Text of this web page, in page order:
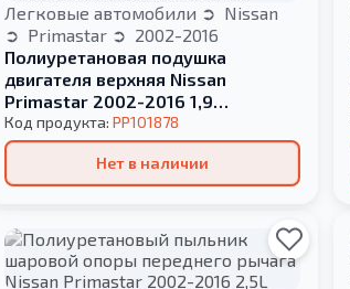
Легковые автомобили
Nissan
Primastar
2002-2016
Полиуретановая подушка
двигателя верхняя Nissan
Primastar 2002-2016 1,9
МАЛЕНЬКИЙ САЙЛЕНТБЛОК
Код продукта: PP101878
Нет в наличии